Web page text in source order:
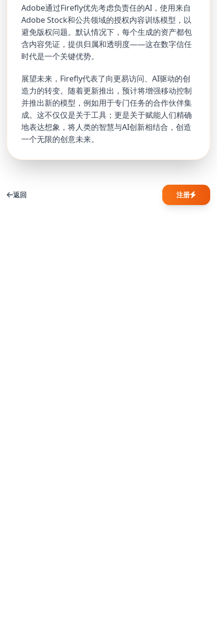
Adobe通过Firefly优先考虑负责任的AI，使用来自
Adobe Stock和公共领域的授权内容训练模型，以
避免版权问题。默认情况下，每个生成的资产都包
含内容凭证，提供归属和透明度——这在数字信任
时代是一个关键优势。
展望未来，Firefly代表了向更易访问、AI驱动的创
造力的转变。随着更新推出，预计将增强移动控制
并推出新的模型，例如用于专门任务的合作伙伴集
成。这不仅仅是关于工具；更是关于赋能人们精确
地表达想象，将人类的智慧与AI创新相结合，创造
一个无限的创意未来。
返回 注册